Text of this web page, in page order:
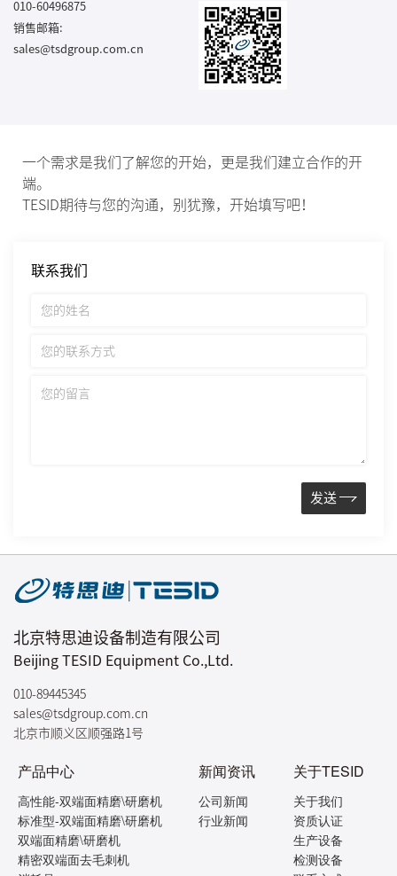
010-60496875
销售邮箱:
sales@tsdgroup.com.cn
一个需求是我们了解您的开始，更是我们建立合作的开
端。
TESID期待与您的沟通，别犹豫，开始填写吧！
联系我们
发送
北京特思迪设备制造有限公司
Beijing TESID Equipment Co.,Ltd.
010-89445345
sales@tsdgroup.com.cn
北京市顺义区顺强路1号
产品中心
高性能-双端面精磨\研磨机
标准型-双端面精磨\研磨机
双端面精磨\研磨机
精密双端面去毛刺机
新闻资讯
公司新闻
行业新闻
关于TESID
关于我们
资质认证
生产设备
检测设备